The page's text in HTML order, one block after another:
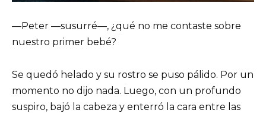
—Peter —susurré—, ¿qué no me contaste sobre
nuestro primer bebé?
Se quedó helado y su rostro se puso pálido. Por un
momento no dijo nada. Luego, con un profundo
suspiro, bajó la cabeza y enterró la cara entre las